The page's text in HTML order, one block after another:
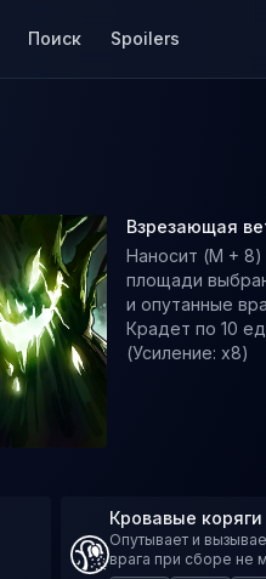
Поиск Spoilers
Взрезающая
Наносит (M +
площади
и опутанные
Крадет по 10
(Усиление: x8)
Кровавые коряги
Опутывает и
врага при сборе не